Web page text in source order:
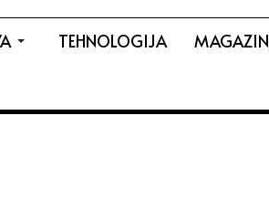
TEHNOLOGIJA
MAGAZIN